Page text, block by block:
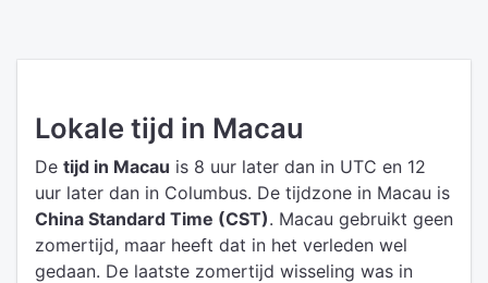
Lokale tijd in Macau
De tijd in Macau is 8 uur later dan in UTC en 12
uur later dan in Columbus. De tijdzone in Macau is
China Standard Time (CST). Macau gebruikt geen
zomertijd, maar heeft dat in het verleden wel
gedaan. De laatste zomertijd wisseling was in